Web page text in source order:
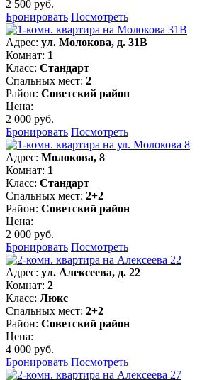
2 500 руб.
Бронировать Посмотреть
Адрес: ул. Молокова, д. 31В
Комнат: 1
Класс: Стандарт
Спальных мест: 2
Район: Советский район
Цена:
2 000 руб.
Бронировать Посмотреть
Адрес: Молокова, 8
Комнат: 1
Класс: Стандарт
Спальных мест: 2+2
Район: Советский район
Цена:
2 000 руб.
Бронировать Посмотреть
Адрес: ул. Алексеева, д. 22
Комнат: 2
Класс: Люкс
Спальных мест: 2+2
Район: Советский район
Цена:
4 000 руб.
Бронировать Посмотреть